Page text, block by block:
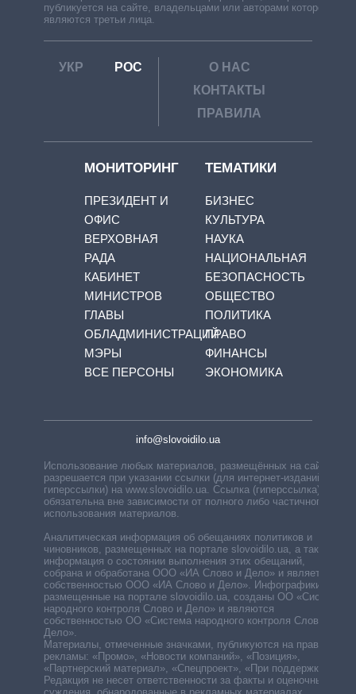
публикуется на сайте, владельцами или авторами которой
являются третьи лица.
УКР РОС
О НАС
КОНТАКТЫ
ПРАВИЛА
МОНИТОРИНГ
ПРЕЗИДЕНТ И
ОФИС
ВЕРХОВНАЯ
РАДА
КАБИНЕТ
МИНИСТРОВ
ГЛАВЫ
ОБЛАДМИНИСТРАЦИЙ
МЭРЫ
ВСЕ ПЕРСОНЫ
ТЕМАТИКИ
БИЗНЕС
КУЛЬТУРА
НАУКА
НАЦИОНАЛЬНАЯ
БЕЗОПАСНОСТЬ
ОБЩЕСТВО
ПОЛИТИКА
ПРАВО
ФИНАНСЫ
ЭКОНОМИКА
info@slovoidilo.ua
Использование любых материалов, размещённых на сайте,
разрешается при указании ссылки (для интернет-изданий —
гиперссылки) на www.slovoidilo.ua. Ссылка (гиперссылка)
обязательна вне зависимости от полного либо частичного
использования материалов.
Аналитическая информация об обещаниях политиков и
чиновников, размещенных на портале slovoidilo.ua, а также
информация о состоянии выполнения этих обещаний,
собрана и обработана ООО «ИА Слово и Дело» и является
собственностью ООО «ИА Слово и Дело». Инфографики,
размещенные на портале slovoidilo.ua, созданы ОО «Система
народного контроля Слово и Дело» и являются
собственностью ОО «Система народного контроля Слово и
Дело».
Материалы, отмеченные значками, публикуются на правах
рекламы: «Промо», «Новости компаний», «Позиция»,
«Партнерский материал», «Спецпроект», «При поддержке».
Редакция не несет ответственности за факты и оценочные